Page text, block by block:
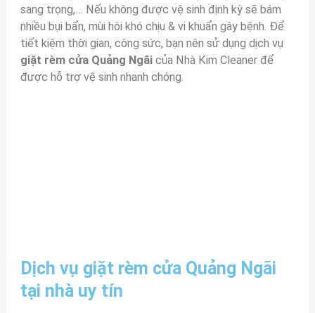
sang trọng,… Nếu không được vệ sinh định kỳ sẽ bám
nhiều bụi bẩn, mùi hôi khó chịu & vi khuẩn gây bệnh. Để
tiết kiệm thời gian, công sức, bạn nên sử dụng dịch vụ
giặt rèm cửa Quảng Ngãicủa Nhà Kim Cleaner để
được hỗ trợ vệ sinh nhanh chóng.
Dịch vụ giặt rèm cửa Quảng Ngãi
tại nhà uy tín